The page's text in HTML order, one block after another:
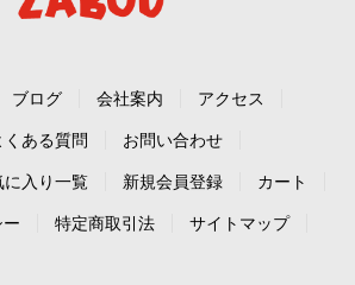
ブログ 会社案内 アクセス
くある質問 お問い合わせ
に入り一覧 新規会員登録 カート
特定商取引法 サイトマップ